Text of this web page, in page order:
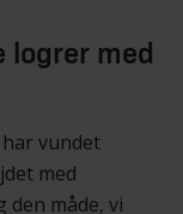
logrer med
vundet
med
måde, vi